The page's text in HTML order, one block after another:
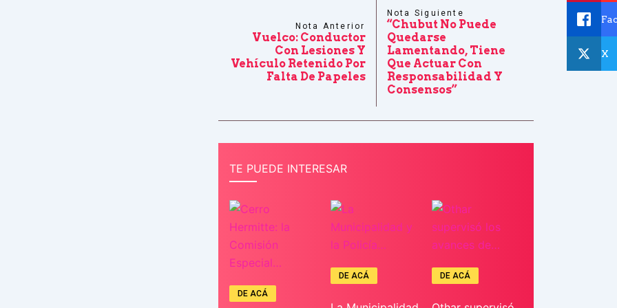
Nota Anterior
Vuelco: Conductor
Con Lesiones Y
Vehículo Retenido Por
Falta De Papeles
Nota Siguiente
“Chubut No Puede
Quedarse
Lamentando, Tiene
Que Actuar Con
Responsabilidad Y
Consensos”
TE PUEDE INTERESAR
DE ACÁ
DE ACÁ DE ACÁ
X